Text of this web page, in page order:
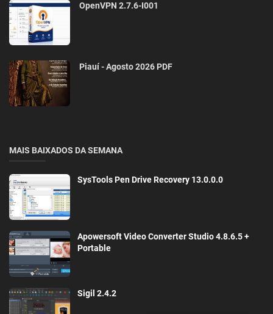
OpenVPN 2.7.6-I001
Piauí - Agosto 2026 PDF
MAIS BAIXADOS DA SEMANA
SysTools Pen Drive Recovery 13.0.0.0
Apowersoft Video Converter Studio 4.8.6.5 +
Portable
Sigil 2.4.2